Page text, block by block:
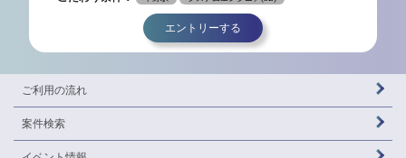
エントリーする
ご利用の流れ
案件検索